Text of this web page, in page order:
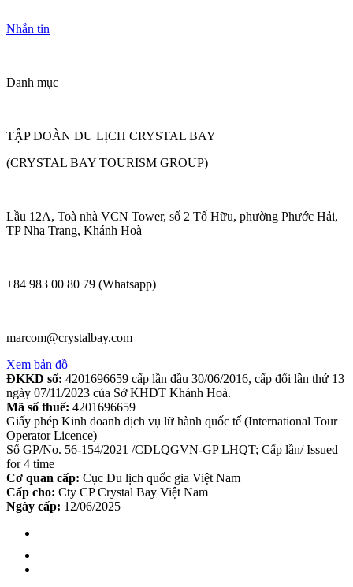
Nhắn tin
Danh mục
TẬP ĐOÀN DU LỊCH CRYSTAL BAY
(CRYSTAL BAY TOURISM GROUP)
Lầu 12A, Toà nhà VCN Tower, số 2 Tố Hữu, phường Phước Hải,
TP Nha Trang, Khánh Hoà
+84 983 00 80 79 (Whatsapp)
marcom@crystalbay.com
Xem bản đồ
ĐKKD số: 4201696659 cấp lần đầu 30/06/2016, cấp đổi lần thứ 13
ngày 07/11/2023 của Sở KHDT Khánh Hoà.
Mã số thuế: 4201696659
Giấy phép Kinh doanh dịch vụ lữ hành quốc tế (International Tour
Operator Licence)
Số GP/No. 56-154/2021 /CDLQGVN-GP LHQT; Cấp lần/ Issued
for 4 time
Cơ quan cấp: Cục Du lịch quốc gia Việt Nam
Cấp cho: Cty CP Crystal Bay Việt Nam
Ngày cấp: 12/06/2025